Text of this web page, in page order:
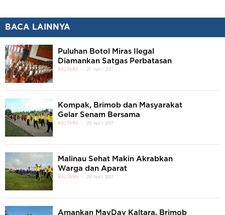
BACA LAINNYA
Puluhan Botol Miras Ilegal
Diamankan Satgas Perbatasan
KALTARA 27 April 2017
Kompak, Brimob dan Masyarakat
Gelar Senam Bersama
KALTARA 29 April 2017
Malinau Sehat Makin Akrabkan
Warga dan Aparat
KALTARA 29 April 2017
Amankan MayDay Kaltara, Brimob